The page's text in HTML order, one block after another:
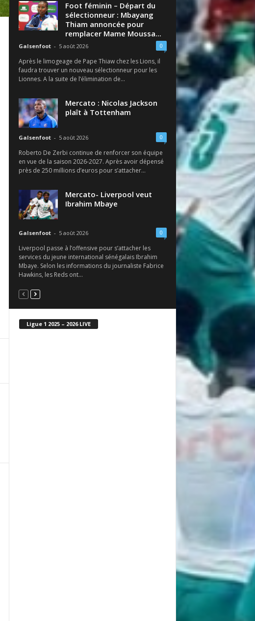
Foot féminin – Départ du
sélectionneur : Mbayang
Thiam annoncée pour
remplacer Mame Moussa...
Galsenfoot - 5 août 2026 0
Après le limogeage de Pape Thiaw chez les Lions, il
faudra trouver un nouveau sélectionneur pour les
Lionnes. A la suite de l’élimination de...
Mercato : Nicolas Jackson
plaît à Tottenham
Galsenfoot - 5 août 2026 0
Roberto De Zerbi continue de renforcer son équipe
en vue de la saison 2026-2027. Après avoir dépensé
près de 250 millions d’euros pour s’attacher...
Mercato- Liverpool veut
Ibrahim Mbaye
Galsenfoot - 5 août 2026 0
Liverpool passe à l’offensive pour s’attacher les
services du jeune international sénégalais Ibrahim
Mbaye. Selon les informations du journaliste Fabrice
Hawkins, les Reds ont...
Ligue 1 2025 – 2026 LIVE